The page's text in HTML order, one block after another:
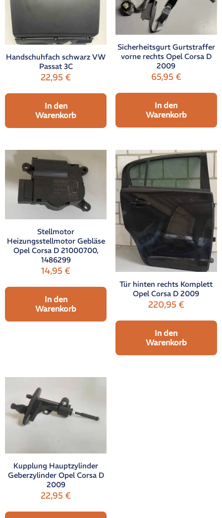
Handschuhfach schwarz VW
Passat 3C
22,95€
In den
Warenkorb
Sicherheitsgurt Gurtstraffer
vorne rechts Opel Corsa D
2009
65,95 €
In den
Warenkorb
Stellmotor
Heizungsstellmotor Gebläse
Opel Corsa D 21000700,
1486299
14,95€
In den
Warenkorb
Tür hinten rechts Komplett
Opel Corsa D 2009
220,95 €
In den
Warenkorb
Kupplung Hauptzylinder
Geberzylinder Opel Corsa D
2009
22,95€